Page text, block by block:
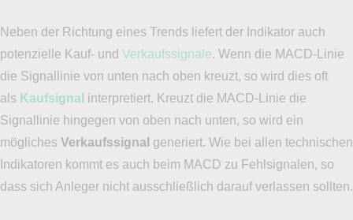
Neben der Richtung eines Trends liefert der Indikator auch
potenzielle Kauf- und Verkaufssignale. Wenn die MACD-Linie
die Signallinie von unten nach oben kreuzt, so wird dies oft
als Kaufsignal interpretiert. Kreuzt die MACD-Linie die
Signallinie hingegen von oben nach unten, so wird ein
mögliches Verkaufssignal generiert. Wie bei allen technischen
Indikatoren kommt es auch beim MACD zu Fehlsignalen, so
dass sich Anleger nicht ausschließlich darauf verlassen sollten.